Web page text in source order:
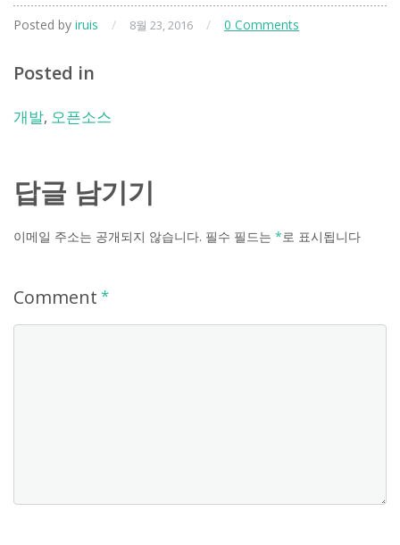
Posted by iruis / 8월 23, 2016 / 0 Comments
Posted in
개발, 오픈소스
답글 남기기
이메일 주소는 공개되지 않습니다. 필수 필드는 *로 표시됩니다
Comment *